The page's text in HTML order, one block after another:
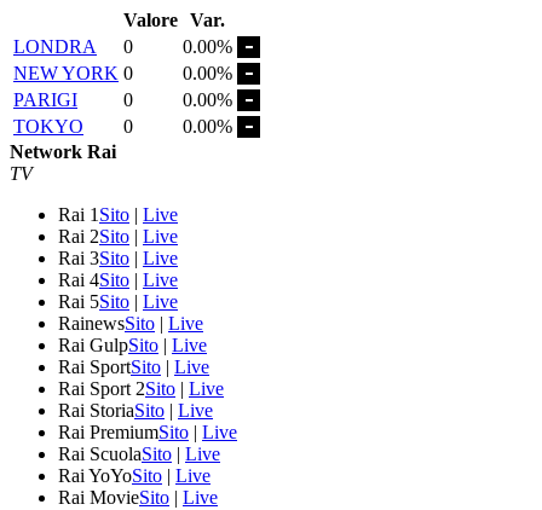
Valore Var.
LONDRA
0
0.00%
NEW YORK 0
0.00%
PARIGI
0
0.00%
TOKYO
0
0.00%
Network Rai
TV
Rai 1 Sito | Live
Rai 2Sito | Live
Rai 3Sito | Live
Rai 4Sito | Live
Rai 5Sito | Live
RainewsSito | Live
Rai GulpSito | Live
Rai SportSito | Live
Rai Sport 2Sito | Live
Rai StoriaSito | Live
Rai PremiumSito | Live
Rai ScuolaSito | Live
Rai YoYoSito | Live
Rai MovieSito | Live